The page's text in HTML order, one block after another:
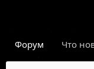
Форум Что